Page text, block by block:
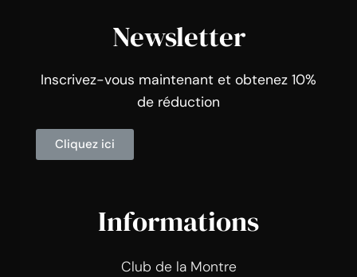
Newsletter
Inscrivez-vous maintenant et obtenez 10%
de réduction
Cliquez ici
Informations
Club de la Montre